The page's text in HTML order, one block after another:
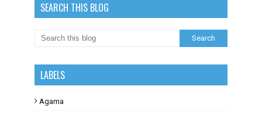
SEARCH THIS BLOG
LABELS
Agama